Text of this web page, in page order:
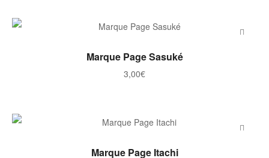
AJOUTER AU PANIER
Marque Page Sasuké
3,00€
AJOUTER AU PANIER
Marque Page Itachi